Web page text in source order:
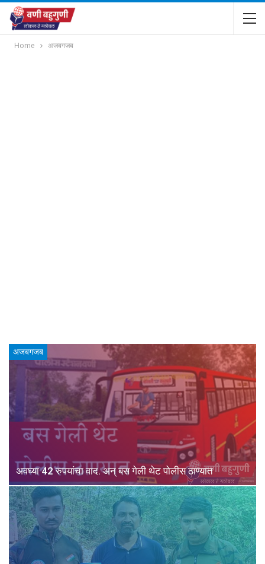
Home अजबगजब
अजबगजब
अवघ्या 42 रुपयांचा वाद. अन् बस गेली थेट पोलीस ठाण्यात